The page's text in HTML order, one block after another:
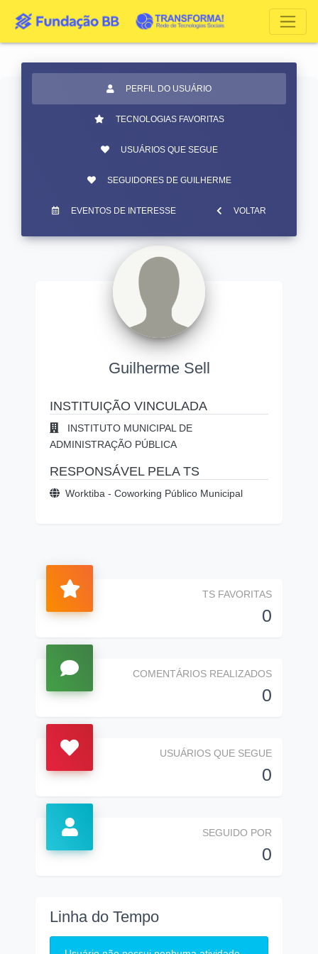
PERFIL DO USUÁRIO
TECNOLOGIAS FAVORITAS
USUÁRIOS QUE SEGUE
SEGUIDORES DE GUILHERME
EVENTOS DE INTERESSE VOLTAR
Guilherme Sell
INSTITUIÇÃO VINCULADA
INSTITUTO MUNICIPAL DE
ADMINISTRAÇÃO PÚBLICA
RESPONSÁVEL PELA TS
Worktiba - Coworking Público Municipal
TS FAVORITAS
0
COMENTÁRIOS REALIZADOS
0
USUÁRIOS QUE SEGUE
0
SEGUIDO POR
0
Linha do Tempo